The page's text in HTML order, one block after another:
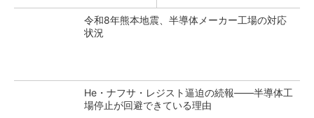
令和8年熊本地震、半導体メーカー工場の対応
状況
He・ナフサ・レジスト逼迫の続報――半導体工
場停止が回避できている理由